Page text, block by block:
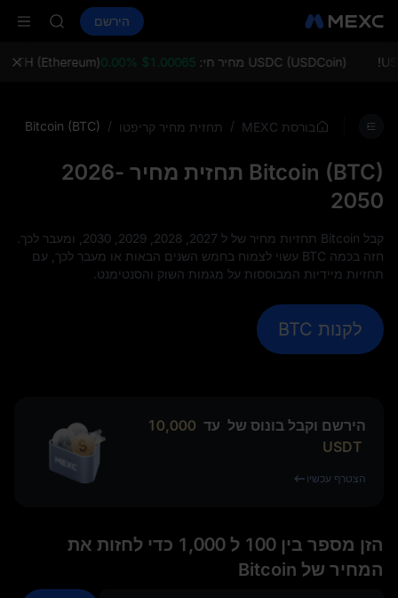
ספוט חוזים עתידייםהירשם
AAOI
Aug 10
AAOI
ETH (Ethereum) מחיר חי: USDC (USDCoin) מחיר חי: $1.00065 0.00%
בורסת MEXC / תחזית מחיר קריפטו /
Bitcoin (BTC)
Bitcoin (BTC) תחזית מחיר 2026-
2050
קבל Bitcoin תחזיות מחיר של ל 2027, 2028, 2029, 2030, ומעבר לכך.
חזה בכמה BTC עשוי לצמוח בחמש השנים הבאות או מעבר לכך, עם
תחזיות מיידיות המבוססות על מגמות השוק והסנטימנט.
לקנות BTC
הירשם וקבל בונוס של עד 10,000
USDT
הצטרף עכשיו
הזן מספר בין 100 ל 1,000 כדי לחזות את
המחיר של Bitcoin